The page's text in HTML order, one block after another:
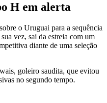
H em alerta
o Uruguai para a sequência
vez, sai da estreia com um
diante de uma seleção
goleiro saudita, que evitou
no segundo tempo.